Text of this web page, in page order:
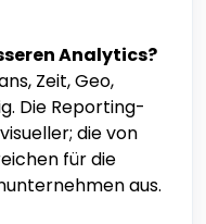
Analytics?
Zeit, Geo,
Die Reporting-
die von
für die
aus.